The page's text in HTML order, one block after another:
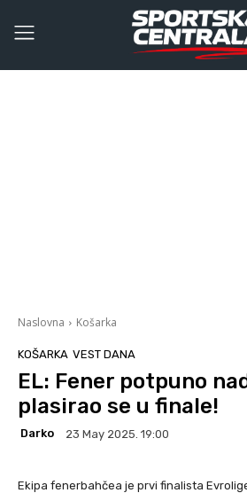
Naslovna Košarka
KOŠARKA VEST DANA
EL: Fener potpuno
plasirao se u finale!
Darko 23 May 2025. 19:00
Ekipa fenerbahčea je prvi finalista